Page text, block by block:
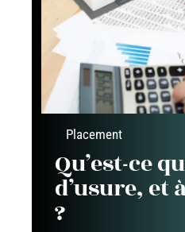
Placement
Qu’est-ce
d’usure, et
?